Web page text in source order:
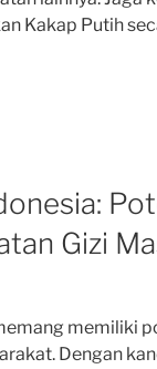
Kakap Putih
Gizi
memiliki
Dengan